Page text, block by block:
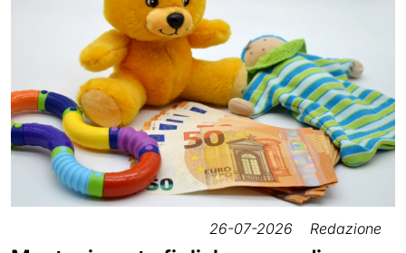
26-07-2026 Redazione